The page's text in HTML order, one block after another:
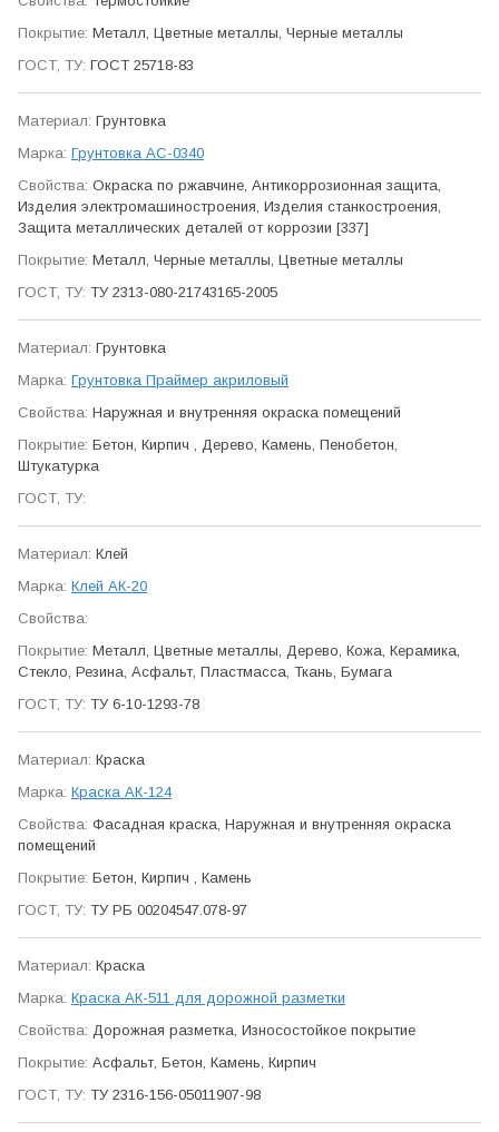
Металл, Цветные металлы, Черные металлы
ГОСТ 25718-83
Грунтовка
Грунтовка АС-0340
Окраска по ржавчине, Антикор­розионная защита,
Изделия электро­машино­строения, Изделия станко­строения,
Защита метал­лических деталей от коррозии [337]
Металл, Черные металлы, Цветные металлы
ТУ 2313-080-21743165-2005
Грунтовка
Грунтовка Праймер акриловый
Наружная и внутренняя окраска помещений
Бетон, Кирпич , Дерево, Камень, Пенобетон,
Штукатурка
Клей
Клей АК-20
Металл, Цветные металлы, Дерево, Кожа, Керамика,
Стекло, Резина, Асфальт, Пластмасса, Ткань, Бумага
ТУ 6-10-1293-78
Краска
Краска АК-124
Фасадная краска, Наружная и внутренняя окраска
помещений
Бетон, Кирпич , Камень
ТУ РБ 00204547.078-97
Краска
Краска АК-511 для дорожной разметки
Дорожная разметка, Износо­стойкое покрытие
Асфальт, Бетон, Камень, Кирпич
ТУ 2316-156-05011907-98